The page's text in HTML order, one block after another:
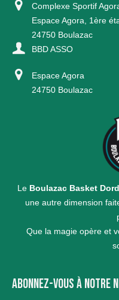
Complexe Sportif
Espace Agora, 1ère
24750 Boulazac
BBD ASSO
Espace Agora
24750 Boulazac
Le Boulazac Basket
une autre dimension
Que la magie opère et
ABONNEZ-VOUS À NOTRE